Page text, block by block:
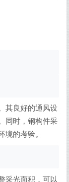
其良好的通风设
同时，钢构件采
境的考验。
采光面积，可以